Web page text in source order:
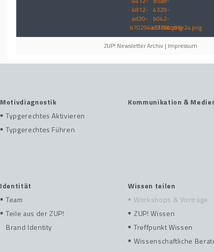
ZUP! Newsletter Archiv | Impressum
Motivdiagnostik
Typgerechtes Aktivieren
Typgerechtes Führen
Kommunikation &
Identität
Team
Teile aus der ZUP!
Brand Identity
Wissen teilen
Workshops & Vorträge
ZUP! Wissen
Treffpunkt Wissen
Wissenschaftliche